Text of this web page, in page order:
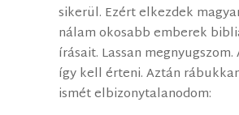
sikerül. Ezért elkezdek
nálam okosabb emberek
írásait. Lassan
így kell érteni. Aztán
ismét elbizonytalanodom: